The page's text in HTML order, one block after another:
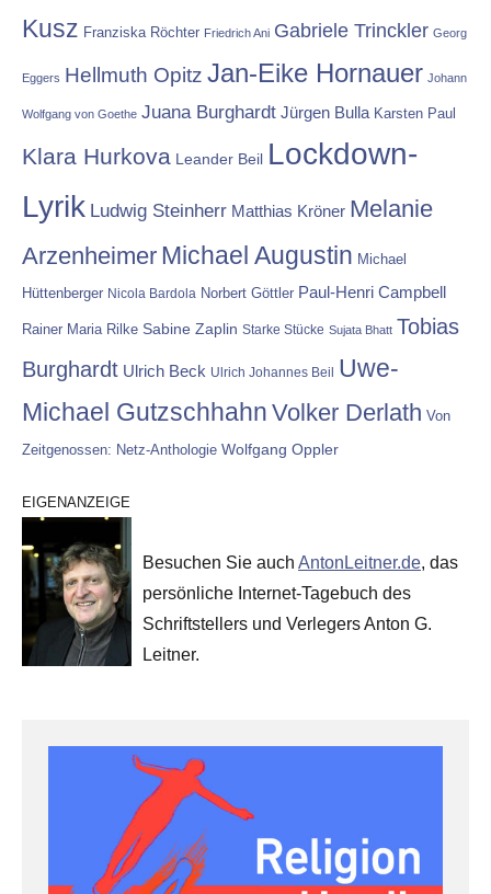
Kusz Franziska Röchter Friedrich Ani Gabriele Trinckler Georg
Eggers Hellmuth Opitz Jan-Eike Hornauer Johann
Wolfgang von Goethe Juana Burghardt Jürgen Bulla Karsten Paul
Klara Hurkova Leander Beil Lockdown-
Lyrik Ludwig Steinherr Matthias Kröner Melanie
Arzenheimer Michael Augustin Michael
Hüttenberger Nicola Bardola Norbert Göttler Paul-Henri Campbell
Rainer Maria Rilke Sabine Zaplin Starke Stücke Sujata Bhatt Tobias
Burghardt Ulrich Beck Ulrich Johannes Beil Uwe-
Michael Gutzschhahn Volker Derlath Von
Zeitgenossen: Netz-Anthologie Wolfgang Oppler
EIGENANZEIGE
Besuchen Sie auch AntonLeitner.de, das
persönliche Internet-Tagebuch des
Schriftstellers und Verlegers Anton G.
Leitner.